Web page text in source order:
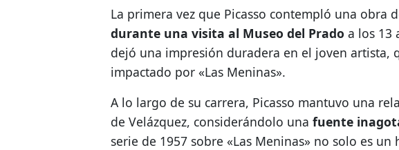
La primera vez que Picasso contempló una obra
durante una visita al Museo del Prado a los 13
dejó una impresión duradera en el joven artista,
impactado por «Las Meninas».
A lo largo de su carrera, Picasso mantuvo una
de Velázquez, considerándolo una fuente
serie de 1957 sobre «Las Meninas» no solo es